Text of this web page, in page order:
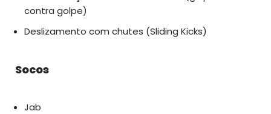
contra golpe)
Deslizamento com chutes (Sliding Kicks)
Socos
Jab